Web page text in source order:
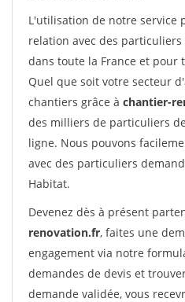
L'utilisation de notre service
relation avec des
dans toute la France et pour
Quel que soit votre secteur
chantiers grâce à chantier-
des milliers de particuliers
ligne. Nous pouvons
avec des particuliers
Habitat.
Devenez dès à présent
renovation.fr, faites une
engagement via notre
demandes de devis et
demande validée, vous